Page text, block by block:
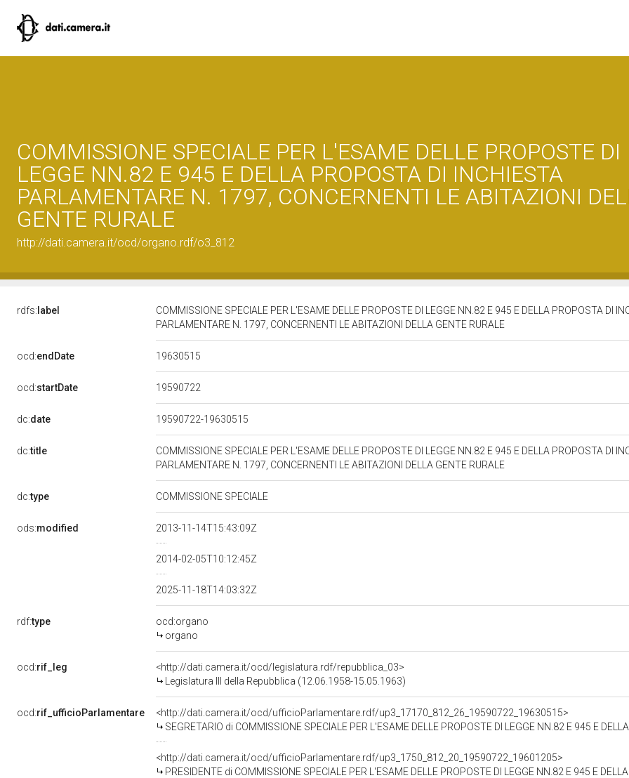
COMMISSIONE SPECIALE PER L'ESAME DELLE PROPOSTE DI
LEGGE NN.82 E 945 E DELLA PROPOSTA DI INCHIESTA
PARLAMENTARE N. 1797, CONCERNENTI LE ABITAZIONI
GENTE RURALE
http://dati.camera.it/ocd/organo.rdf/o3_812
rdfs: label
COMMISSIONE SPECIALE PER L'ESAME DELLE PROPOSTE DI LEGGE NN.82 E 945 E DELLA PROPOSTA DI
PARLAMENTARE N. 1797, CONCERNENTI LE ABITAZIONI DELLA GENTE RURALE
ocd:endDate 19630515
ocd:startDate 19590722
dc:date 19590722-19630515
dc:title
COMMISSIONE SPECIALE PER L'ESAME DELLE PROPOSTE DI LEGGE NN.82 E 945 E DELLA PROPOSTA DI
PARLAMENTARE N. 1797, CONCERNENTI LE ABITAZIONI DELLA GENTE RURALE
dc:type COMMISSIONE SPECIALE
ods:modified 2013-11-14T15:43:09Z
2014-02-05T10:12:45Z
2025-11-18T14:03:32Z
rdf:type
ocd:organo
organo
ocd:rif_leg
<http://dati.camera.it/ocd/legislatura.rdf/repubblica_03>
Legislatura III della Repubblica (12.06.1958-15.05.1963)
ocd:rif_ufficioParlamentare
<http://dati.camera.it/ocd/ufficioParlamentare.rdf/up3_17170_812_26_19590722_19630515>
SEGRETARIO di COMMISSIONE SPECIALE PER L'ESAME DELLE PROPOSTE DI LEGGE NN.82 E 945 E DELLA PROPOSTA DI INCHIESTA PARLAMENTARE
<http://dati.camera.it/ocd/ufficioParlamentare.rdf/up3_1750_812_20_19590722_19601205>
PRESIDENTE di COMMISSIONE SPECIALE PER L'ESAME DELLE PROPOSTE DI LEGGE NN.82 E 945 E DELLA PROPOSTA DI INCHIESTA PARLAMENTARE N. 1797,